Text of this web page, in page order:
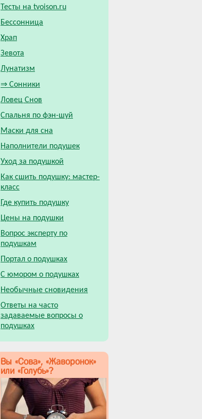
Тесты на tvoison.ru
Бессонница
Храп
Зевота
Лунатизм
⇒ Сонники
Ловец Снов
Спальня по фэн-шуй
Маски для сна
Наполнители подушек
Уход за подушкой
Как сшить подушку: мастер-
класс
Где купить подушку
Цены на подушки
Вопрос эксперту по
подушкам
Портал о подушках
С юмором о подушках
Необычные сновидения
Ответы на часто
задаваемые вопросы о
подушках
Вы «Сова», «Жаворонок»
или «Голубь»?